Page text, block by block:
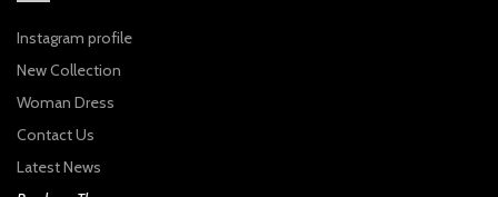
Instagram profile
New Collection
Woman Dress
Contact Us
Latest News